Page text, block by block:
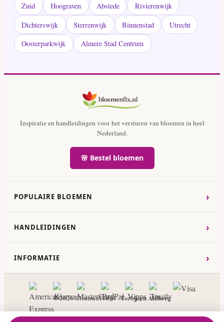
Zuid Hoograven Abstede
Rivierenwijk
Dichterswijk
Sterrenwijk Binnenstad
Utrecht
Oosterparkwijk
Almere Stad Centrum
Inspiratie en handleidingen voor het versturen van bloemen in heel
Nederland.
🌸 Bestel bloemen
POPULAIRE BLOEMEN ›
HANDLEIDINGEN ›
INFORMATIE ›
© 2026 BloemenFix.nl -Torbjorn Ahlberg